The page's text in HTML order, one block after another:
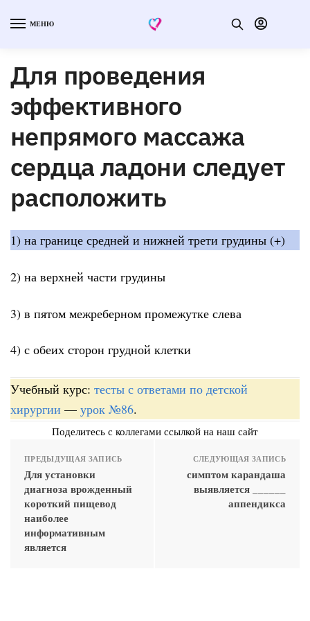
МЕНЮ
Для проведения
эффективного
непрямого массажа
сердца ладони следует
расположить
1) на границе средней и нижней трети грудины (+)
2) на верхней части грудины
3) в пятом межреберном промежутке слева
4) с обеих сторон грудной клетки
Учебный курс: тесты с ответами по детской
хирургии — урок №86.
Поделитесь с коллегами ссылкой на наш сайт
ПРЕДЫДУЩАЯ ЗАПИСЬ
Для установки
диагноза врожденный
короткий пищевод
наиболее
информативным
является
СЛЕДУЮЩАЯ ЗАПИСЬ
симптом карандаша
выявляется ______
аппендикса